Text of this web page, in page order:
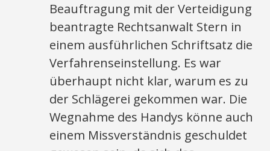
Beauftragung mit der Verteidigung
beantragte Rechtsanwalt Stern in
einem ausführlichen Schriftsatz die
Verfahrenseinstellung. Es war
überhaupt nicht klar, warum es zu
der Schlägerei gekommen war. Die
Wegnahme des Handys könne auch
einem Missverständnis geschuldet